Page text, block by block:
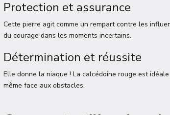
Protection et assurance
Cette pierre agit comme un rempart contre les
du courage dans les moments incertains.
Détermination et réussite
Elle donne la niaque ! La calcédoine rouge est
même face aux obstacles.